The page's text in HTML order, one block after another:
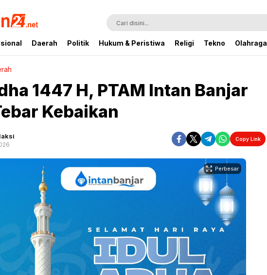
Daerah Politik Hukum & Peristiwa Religi Tekno Olahraga
1447 H, PTAM Intan Banjar
Kebaikan
Copy Link
Perbesar